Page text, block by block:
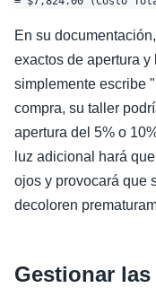
En su
exactos de apertura
simplemente escribe
compra, su taller
apertura del 5% o
luz adicional hará
ojos y provocará que
decoloren
Gestionar